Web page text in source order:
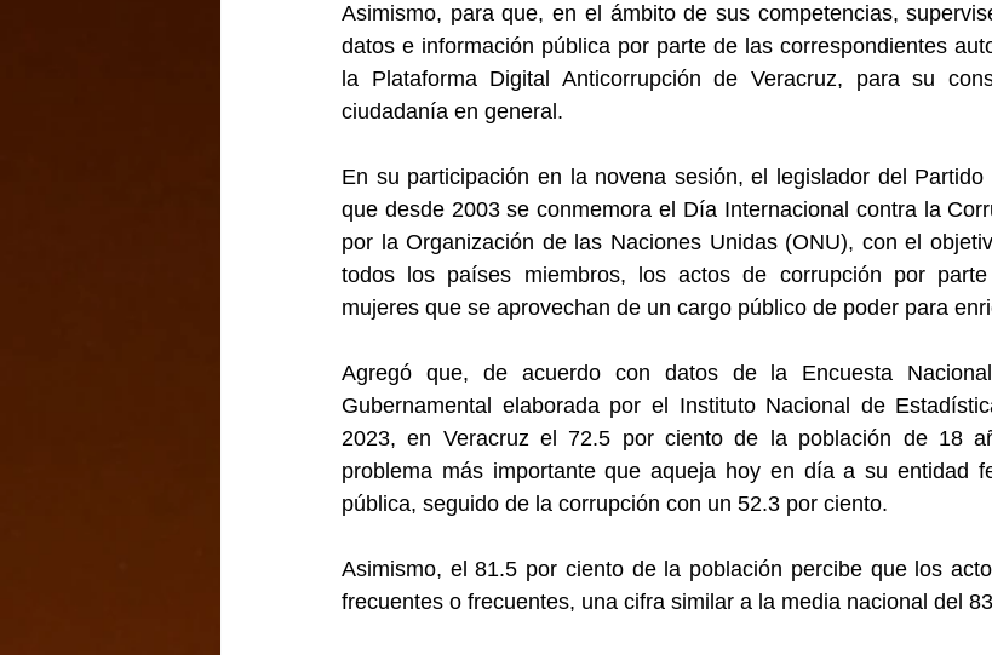
Asimismo, para que, en el ámbito de sus competencias,
datos e información pública por parte de las correspondientes
la Plataforma Digital Anticorrupción de Veracruz, para su
ciudadanía en general.
En su participación en la novena sesión, el legislador del
que desde 2003 se conmemora el Día Internacional contra la
por la Organización de las Naciones Unidas (ONU), con el
todos los países miembros, los actos de corrupción por
mujeres que se aprovechan de un cargo público de poder para
Agregó que, de acuerdo con datos de la Encuesta
Gubernamental elaborada por el Instituto Nacional de
2023, en Veracruz el 72.5 por ciento de la población de 18
problema más importante que aqueja hoy en día a su entidad
pública, seguido de la corrupción con un 52.3 por ciento.
Asimismo, el 81.5 por ciento de la población percibe que los
frecuentes o frecuentes, una cifra similar a la media nacional del